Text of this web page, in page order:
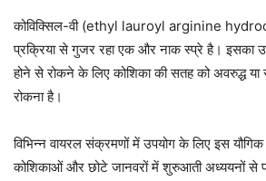
कोविक्सिल-वी (ethyl lauroyl arginine
प्रक्रिया से गुजर रहा एक और नाक स्प्रे है। इसका
होने से रोकने के लिए कोशिका की सतह को अवरुद्ध
रोकना है।
विभिन्न वायरल संक्रमणों में उपयोग के लिए इस
कोशिकाओं और छोटे जानवरों में शुरुआती अध्ययनों से